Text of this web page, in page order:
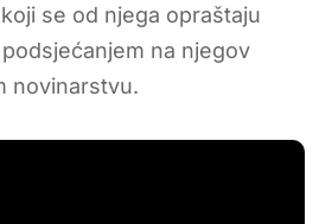
se od njega opraštaju
na njegov
novinarstvu.